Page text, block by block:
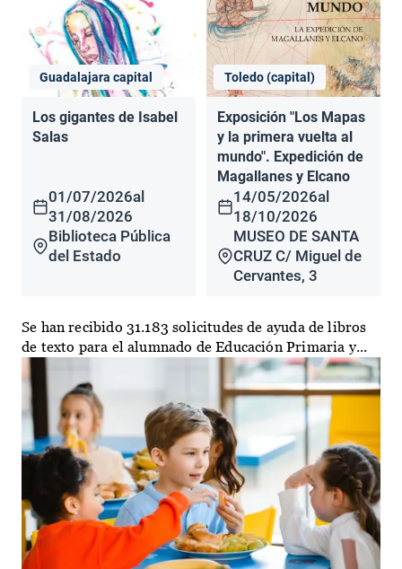
Guadalajara capital
Los gigantes de Isabel
Salas
01/07/2026al
31/08/2026
Biblioteca Pública
del Estado
Toledo (capital)
Exposición "Los Mapas
y la primera vuelta al
mundo". Expedición de
Magallanes y Elcano
14/05/2026al
18/10/2026
MUSEO DE SANTA
CRUZ C/ Miguel de
Cervantes, 3
Se han recibido 31.183 solicitudes de ayuda de libros
de texto para el alumnado de Educación Primaria y...